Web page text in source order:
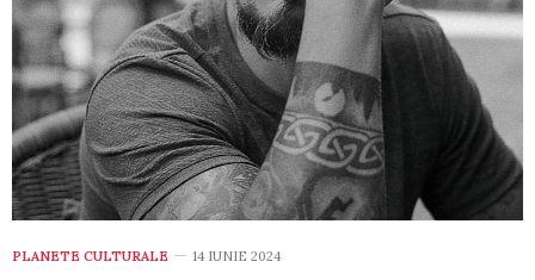
PLANETE CULTURALE 14 IUNIE 2024